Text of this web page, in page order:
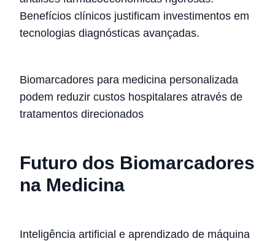
Benefícios clínicos justificam investimentos em
tecnologias diagnósticas avançadas.
Biomarcadores para medicina personalizada
podem reduzir custos hospitalares através de
tratamentos direcionados
Futuro dos Biomarcadores
na Medicina
Inteligência artificial e aprendizado de máquina